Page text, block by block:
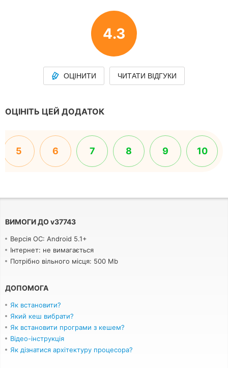
4.3
ОЦІНИТИ ЧИТАТИ ВІДГУКИ
ОЦІНІТЬ ЦЕЙ ДОДАТОК
5 6 7 8 9 10
ВИМОГИ ДОv37743
Версія ОС: Android 5.1+
Інтернет: не вимагається
Потрібно вільного місця: 500 Mb
ДОПОМОГА
Як встановити?
Який кеш вибрати?
Як встановити програми з кешем?
Відео-інструкція
Як дізнатися архітектуру процесора?